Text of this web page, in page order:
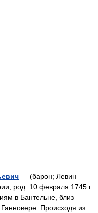
— (барон; Левин
род. 10 февраля 1745 г.
в Бантельне, близ
Происходя из